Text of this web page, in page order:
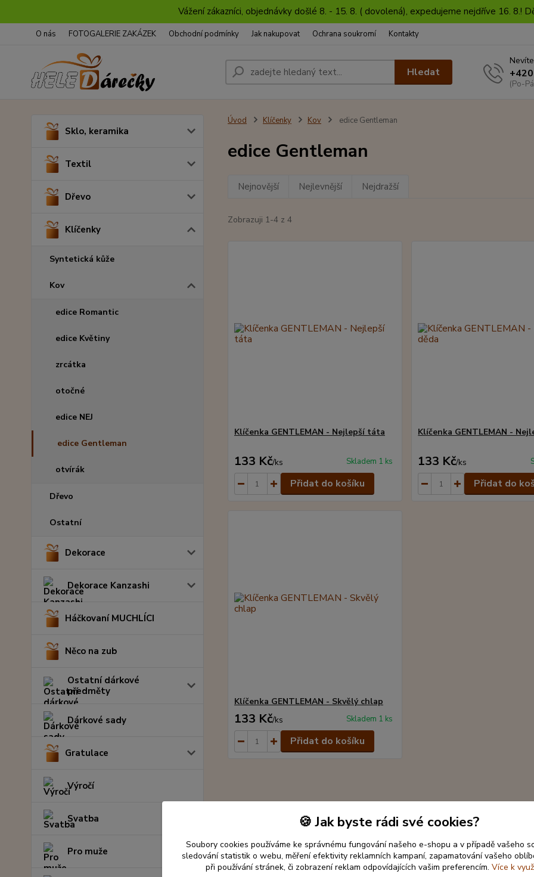
Vážení zákazníci, objednávky došlé 8. - 15. 8. ( dovolená), expedujeme nejdříve 16. 8.!
O nás FOTOGALERIE ZAKÁZEK Obchodní podmínky Jak nakupovat Ochrana soukromí Kontakty
Hledat
(Po-
Sklo, keramika
Textil
Dřevo
Klíčenky
Syntetická kůže
Kov
edice Romantic
edice Květiny
zrcátka
otočné
edice NEJ
edice Gentleman
otvírák
Dřevo
Ostatní
Dekorace
Dekorace Kanzashi
Háčkovaní MUCHLÍCI
Něco na zub
Ostatní dárkové
předměty
Dárkové sady
Gratulace
Výročí
Svatba
Pro muže
Úvod Klíčenky Kov edice Gentleman
edice Gentleman
Nejnovější Nejlevnější Nejdražší
Zobrazuji 1-4 z 4
Klíčenka GENTLEMAN - Nejlepší táta
133 Kč/ks Skladem 1 ks
Přidat do košíku
Klíčenka GENTLEMAN -
133 Kč/ks
Přidat do
Klíčenka GENTLEMAN - Skvělý chlap
133 Kč/ks Skladem 1 ks
Přidat do košíku
🍪 Jak byste rádi své cookies?
Soubory cookies používáme ke správnému fungování našeho e-shopu a v případě vašeho
sledování statistik o webu, měření efektivity reklamních kampaní, zapamatování vašeho
při používání stránek, či zobrazení reklam odpovídajících vašim preferencím. Více k